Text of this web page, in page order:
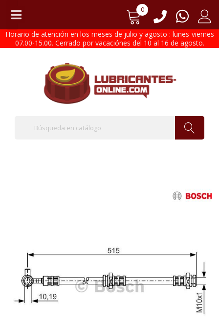
0
Horario de atención en los meses de julio y agosto : lunes-viernes
07.00-15.00. Cerrado por vacaciónes del 10 al 16 de agosto.